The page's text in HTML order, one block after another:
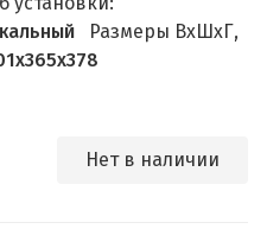
Размеры ВхШхГ,
Нет в наличии